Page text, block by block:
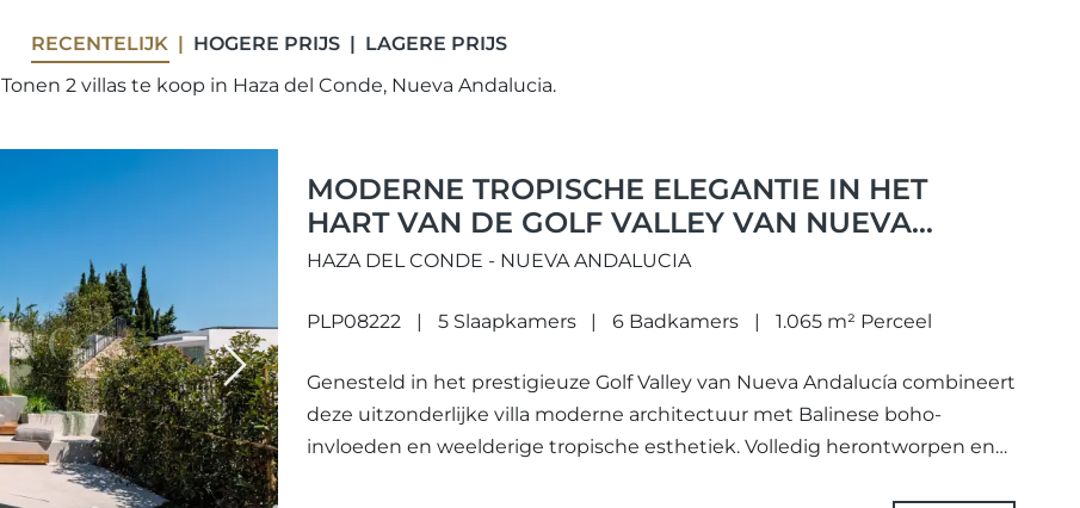
RECENTELIJK HOGERE PRIJS
LAGERE PRIJS
Tonen 2 villas te koop in Haza del Conde, Nueva Andalucia.
Next
MODERNE TROPISCHE ELEGANTIE IN HET
HART VAN DE GOLF VALLEY VAN NUEVA
ANDALUCÍA
HAZA DEL CONDE - NUEVA ANDALUCIA
PLP08222 5 Slaapkamers 6 Badkamers 1.065 m² Perceel
Genesteld in het prestigieuze Golf Valley van Nueva Andalucía combineert
deze uitzonderlijke villa moderne architectuur met Balinese boho-
invloeden en weelderige tropische esthetiek. Volledig herontworpen en